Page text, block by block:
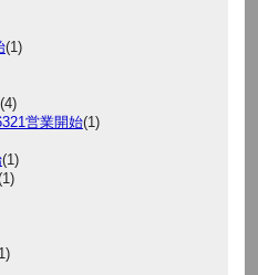
(1)
(4)
営業開始(1)
(1)